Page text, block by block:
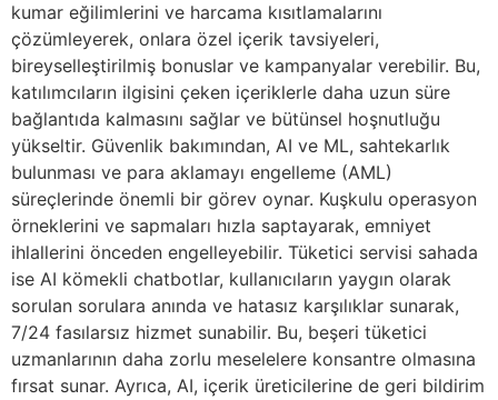
kumar eğilimlerini ve harcama kısıtlamalarını
çözümleyerek, onlara özel içerik tavsiyeleri,
bireyselleştirilmiş bonuslar ve kampanyalar verebilir. Bu,
katılımcıların ilgisini çeken içeriklerle daha uzun süre
bağlantıda kalmasını sağlar ve bütünsel hoşnutluğu
yükseltir. Güvenlik bakımından, AI ve ML, sahtekarlık
bulunması ve para aklamayı engelleme (AML)
süreçlerinde önemli bir görev oynar. Kuşkulu operasyon
örneklerini ve sapmaları hızla saptayarak, emniyet
ihlallerini önceden engelleyebilir. Tüketici servisi sahada
ise AI kömekli chatbotlar, kullanıcıların yaygın olarak
sorulan sorulara anında ve hatasız karşılıklar sunarak,
7/24 fasılarsız hizmet sunabilir. Bu, beşeri tüketici
uzmanlarının daha zorlu meselelere konsantre olmasına
fırsat sunar. Ayrıca, AI, içerik üreticilerine de geri bildirim